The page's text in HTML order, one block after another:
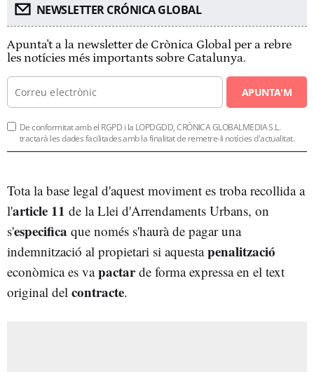
NEWSLETTER CRÓNICA GLOBAL
Apunta't a la newsletter de Crònica Global per a rebre
les notícies més importants sobre Catalunya.
APUNTA'M
De conformitat amb el RGPD i la LOPDGDD, CRÒNICA GLOBALMEDIA S.L.
tractarà les dades facilitades amb la finalitat de remetre-li notícies d'actualitat.
Tota la base legal d'aquest moviment es troba recollida a
l'article 11 de la Llei d'Arrendaments Urbans, on
s'especifica que només s'haurà de pagar una
indemnització al propietari si aquestapenalització
econòmica es vapactarde forma expressa en el text
original del contracte.